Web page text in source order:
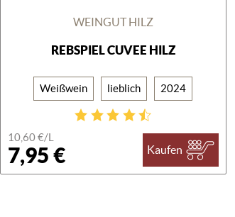
WEINGUT HILZ
REBSPIEL CUVEE HILZ
Weißwein lieblich 2024
10,60 €/L
7,95 € Kaufen